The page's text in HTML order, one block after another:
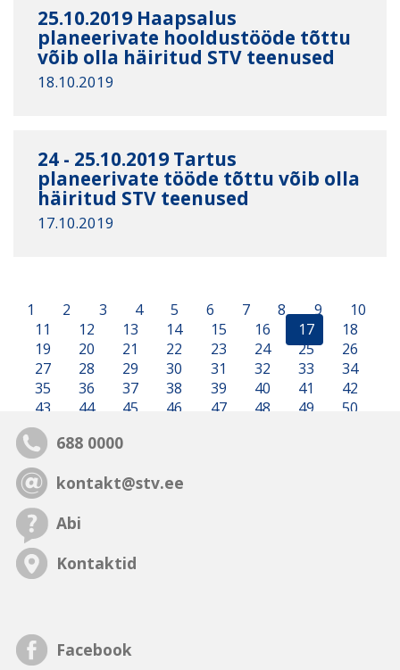
25.10.2019 Haapsalus
planeerivate hooldustööde tõttu
võib olla häiritud STV teenused
18.10.2019
24 - 25.10.2019 Tartus
planeerivate tööde tõttu võib olla
häiritud STV teenused
17.10.2019
1 2 3 4 5 6 7 8 9
10
11
12 13 14 15 16 17
18
19
20 21 22 23 24 25
26
27
28 29 30 31 32 33
34
35
36 37 38 39 40 41
42
43
44 45 46 47 48 49 50
688 0000
kontakt@stv.ee
Abi
Kontaktid
Facebook